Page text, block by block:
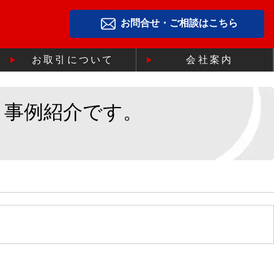
お問合せ・ご相談はこちら
お取引について 会社案内
例紹介です。